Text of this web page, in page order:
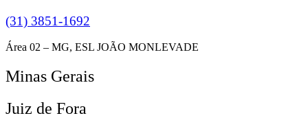
(31) 3851-1692
Área 02 – MG, ESL JOÃO MONLEVADE
Minas Gerais
Juiz de Fora